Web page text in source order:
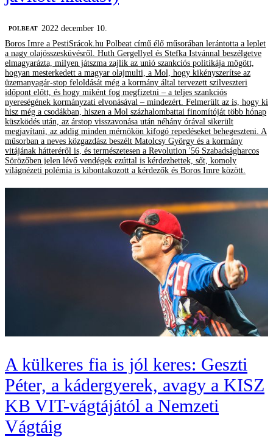
‎POLBEAT 2022 december 10.
Boros Imre a PestiSrácok.hu Polbeat című élő műsorában lerántotta a leplet
a nagy olajösszesküvésről. Huth Gergellyel és Stefka Istvánnal beszélgetve
elmagyarázta, milyen játszma zajlik az unió szankciós politikája mögött,
hogyan mesterkedett a magyar olajmulti, a Mol, hogy kikényszerítse az
üzemanyagár-stop feloldását még a kormány által tervezett szilveszteri
időpont előtt, és hogy miként fog megfizetni – a teljes szankciós
nyereségének kormányzati elvonásával – mindezért. Felmerült az is, hogy ki
hisz még a csodákban, hiszen a Mol százhalombattai finomítóját több hónap
küszködés után, az árstop visszavonása után néhány órával sikerült
megjavítani, az addig minden mérnökön kifogó repedéseket behegeszteni. A
műsorban a neves közgazdász beszélt Matolcsy György és a kormány
vitájának hátteréről is, és természetesen a Revolution '56 Szabadságharcos
Sörözőben jelen lévő vendégek ezúttal is kérdezhettek, sőt, komoly
világnézeti polémia is kibontakozott a kérdezők és Boros Imre között.
A külkeres fia is jól keres: Geszti
Péter, a kádergyerek, avagy a KISZ
KB VIT-vágtájától a Nemzeti
Vágtáig